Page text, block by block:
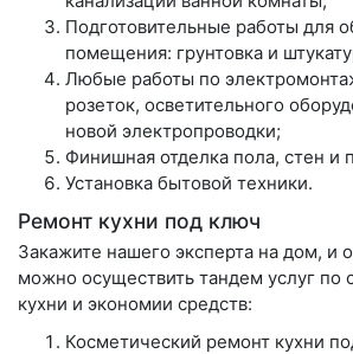
Подготовительные работы для
помещения: грунтовка и
Любые работы по
розеток, осветительного
новой электропроводки;
Финишная отделка пола, стен и
Установка бытовой техники.
Ремонт кухни под ключ
Закажите нашего эксперта на дом, и
можно осуществить тандем услуг по
кухни и экономии средств:
Косметический ремонт кухни